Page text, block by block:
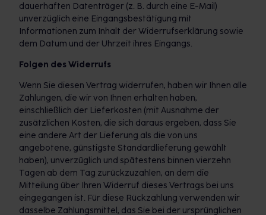
dauerhaften Datenträger (z. B. durch eine E-Mail)
unverzüglich eine Eingangsbestätigung mit
Informationen zum Inhalt der Widerrufserklärung sowie
dem Datum und der Uhrzeit ihres Eingangs.
Folgen des Widerrufs
Wenn Sie diesen Vertrag widerrufen, haben wir Ihnen alle
Zahlungen, die wir von Ihnen erhalten haben,
einschließlich der Lieferkosten (mit Ausnahme der
zusätzlichen Kosten, die sich daraus ergeben, dass Sie
eine andere Art der Lieferung als die von uns
angebotene, günstigste Standardlieferung gewählt
haben), unverzüglich und spätestens binnen vierzehn
Tagen ab dem Tag zurückzuzahlen, an dem die
Mitteilung über Ihren Widerruf dieses Vertrags bei uns
eingegangen ist. Für diese Rückzahlung verwenden wir
dasselbe Zahlungsmittel, das Sie bei der ursprünglichen